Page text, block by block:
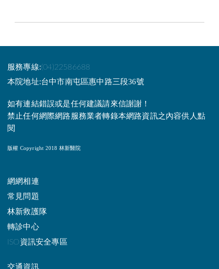
服務專線:(04)22586688
本院地址:台中市南屯區惠中路三段36號
如有連結錯誤或是任何建議請來信謝謝！
禁止任何網際網路服務業者轉錄本網路資訊之內容供人點
閱
版權 Copyright 2018 林新醫院
網網相連
常見問題
林新救護隊
轉診中心
ISO資訊安全專區
交通資訊